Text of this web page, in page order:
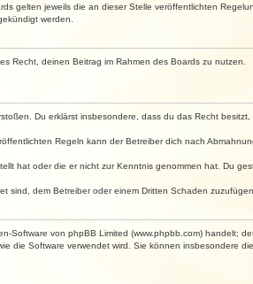
gelten jeweils die an dieser Stelle veröffentlichten
werden.
Recht, deinen Beitrag im Rahmen des Boards zu nutzen.
Du erklärst insbesondere, dass du das Recht
Regeln kann der Betreiber dich nach
hat oder die er nicht zur Kenntnis genommen hat. Du
dem Betreiber oder einem Dritten Schaden zuzufügen.
Software von phpBB Limited (www.phpbb.com) handelt;
die Software verwendet wird. Sie können insbesondere